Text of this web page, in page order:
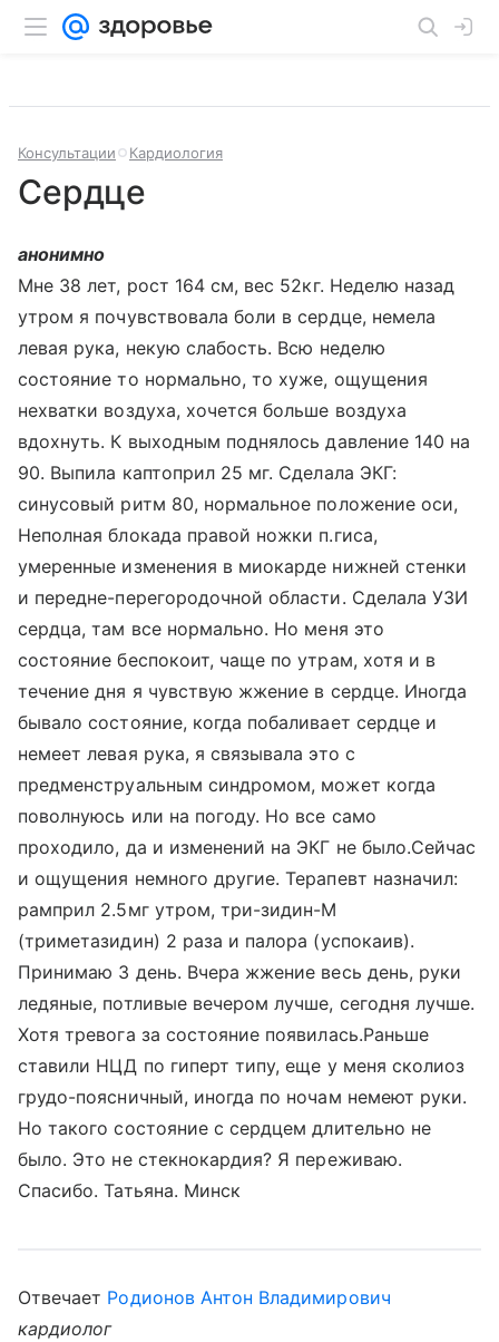
Консультации Кардиология
Сердце
анонимно
Мне 38 лет, рост 164 см, вес 52кг. Неделю назад
утром я почувствовала боли в сердце, немела
левая рука, некую слабость. Всю неделю
состояние то нормально, то хуже, ощущения
нехватки воздуха, хочется больше воздуха
вдохнуть. К выходным поднялось давление 140 на
90. Выпила каптоприл 25 мг. Сделала ЭКГ:
синусовый ритм 80, нормальное положение оси,
Неполная блокада правой ножки п.гиса,
умеренные изменения в миокарде нижней стенки
и передне-перегородочной области. Сделала УЗИ
сердца, там все нормально. Но меня это
состояние беспокоит, чаще по утрам, хотя и в
течение дня я чувствую жжение в сердце. Иногда
бывало состояние, когда побаливает сердце и
немеет левая рука, я связывала это с
предменструальным синдромом, может когда
поволнуюсь или на погоду. Но все само
проходило, да и изменений на ЭКГ не было.Сейчас
и ощущения немного другие. Терапевт назначил:
рамприл 2.5мг утром, три-зидин-М
(триметазидин) 2 раза и палора (успокаив).
Принимаю 3 день. Вчера жжение весь день, руки
ледяные, потливые вечером лучше, сегодня лучше.
Хотя тревога за состояние появилась.Раньше
ставили НЦД по гиперт типу, еще у меня сколиоз
грудо-поясничный, иногда по ночам немеют руки.
Но такого состояние с сердцем длительно не
было. Это не стекнокардия? Я переживаю.
Спасибо. Татьяна. Минск
Отвечает Родионов Антон Владимирович
кардиолог